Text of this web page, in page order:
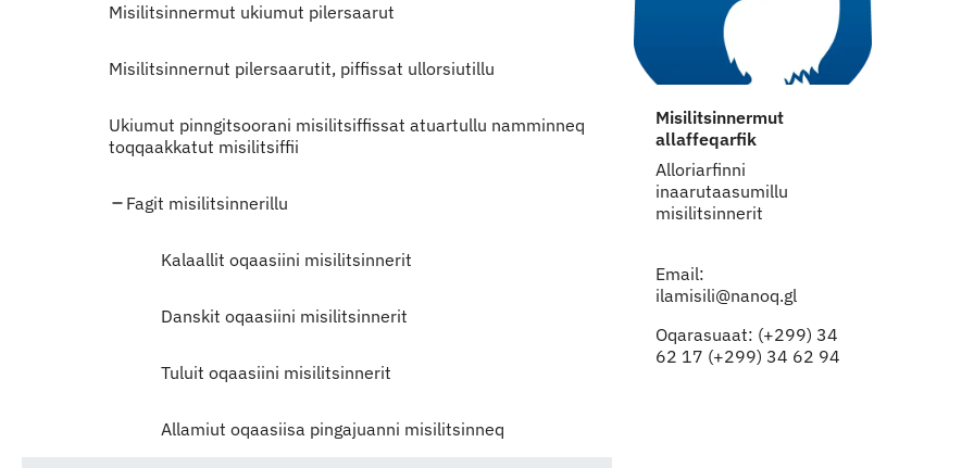
Misilitsinnermut
allaffeqarfik
Alloriarfinni
inaarutaasumillu
misilitsinnerit
Email:
ilamisili@nanoq.gl
Oqarasuaat: (+299) 34
62 17 (+299) 34 62 94
Misilitsinnermut ukiumut pilersaarut
Misilitsinnernut pilersaarutit, piffissat ullorsiutillu
Ukiumut pinngitsoorani misilitsiffissat atuartullu namminneq
toqqaakkatut misilitsiffii
Fagit misilitsinnerillu
Kalaallit oqaasiini misilitsinnerit
Danskit oqaasiini misilitsinnerit
Tuluit oqaasiini misilitsinnerit
Allamiut oqaasiisa pingajuanni misilitsinneq